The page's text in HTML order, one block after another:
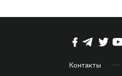
Контакты